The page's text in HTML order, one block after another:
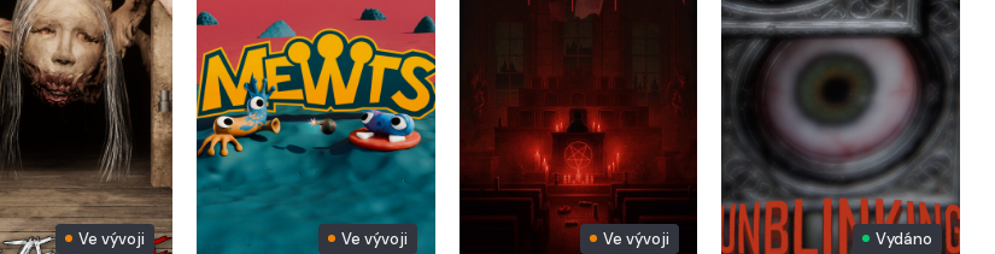
Ve vývoji Ve vývoji Ve vývoji Vydáno